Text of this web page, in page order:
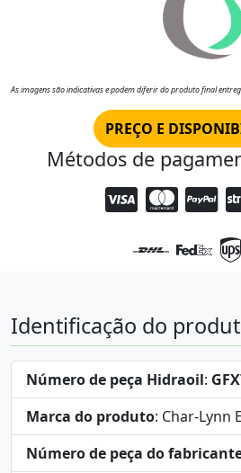
As imagens são indicativas e podem diferir do produto final
PREÇO E
Métodos de
Identificação do
Número de peça Hidraoil:
Marca do produto: Char-Lynn
Número de peça do